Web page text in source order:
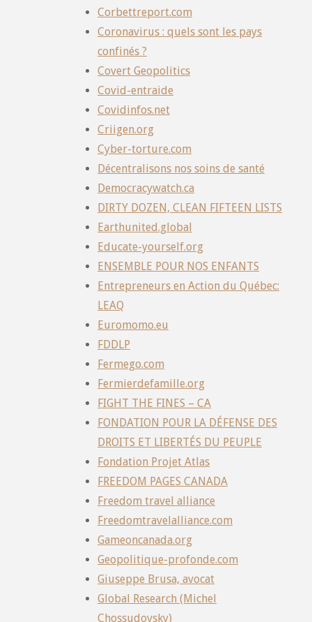
Corbettreport.com
Coronavirus : quels sont les pays
confinés ?
Covert Geopolitics
Covid-entraide
Covidinfos.net
Criigen.org
Cyber-torture.com
Décentralisons nos soins de santé
Democracywatch.ca
DIRTY DOZEN, CLEAN FIFTEEN LISTS
Earthunited.global
Educate-yourself.org
ENSEMBLE POUR NOS ENFANTS
Entrepreneurs en Action du Québec:
LEAQ
Euromomo.eu
FDDLP
Fermego.com
Fermierdefamille.org
FIGHT THE FINES – CA
FONDATION POUR LA DÉFENSE DES
DROITS ET LIBERTÉS DU PEUPLE
Fondation Projet Atlas
FREEDOM PAGES CANADA
Freedom travel alliance
Freedomtravelalliance.com
Gameoncanada.org
Geopolitique-profonde.com
Giuseppe Brusa, avocat
Global Research (Michel
Chossudovsky)